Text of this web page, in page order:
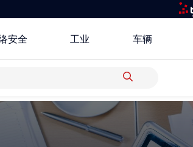
所有解决方案
安全 工业 车辆